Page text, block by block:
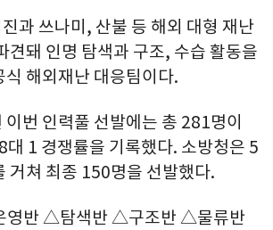
과 쓰나미, 산불 등 해외 대형 재난
견돼 인명 탐색과 구조, 수습 활동을
식 해외재난 대응팀이다.
번 인력풀 선발에는 총 281명이
대 1 경쟁률을 기록했다. 소방청은 5
거쳐 최종 150명을 선발했다.
영반 △탐색반 △구조반 △물류반